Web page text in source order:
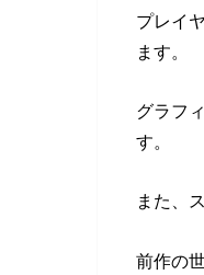
プレイ
ます。
グラフ
す。
また、
前作の